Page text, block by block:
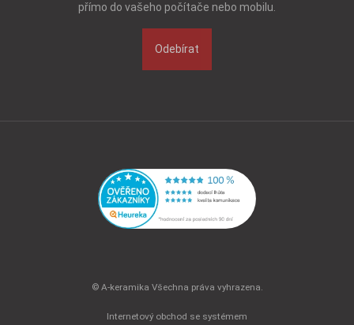
přímo do vašeho počítače nebo mobilu.
Odebírat
© A-keramika Všechna práva vyhrazena.
Internetový obchod se systémem